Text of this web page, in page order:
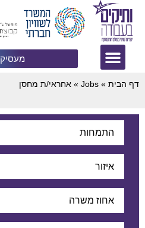
דף הבית »
Jobs
» אחראי/ת מחסן
התמחות
איזור
אחוז משרה